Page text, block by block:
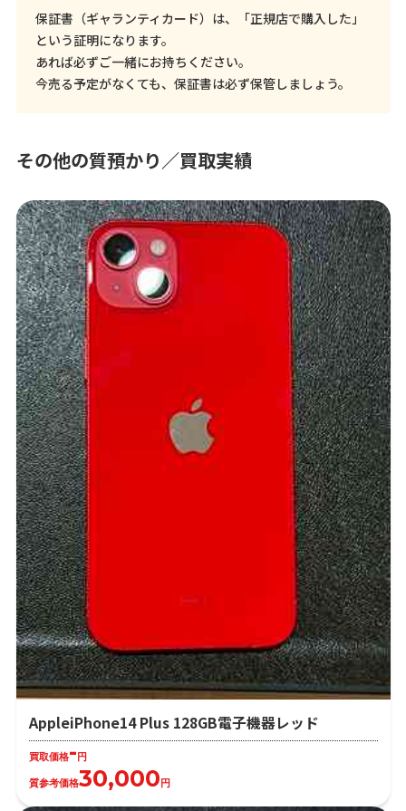
保証書（ギャランティカード）は、「正規店で購入した」
という証明になります。
あれば必ずご一緒にお持ちください。
今売る予定がなくても、保証書は必ず保管しましょう。
その他の質預かり／買取実績
AppleiPhone14 Plus 128GB電子機器レッド
買取価格-円
質参考価格30,000円